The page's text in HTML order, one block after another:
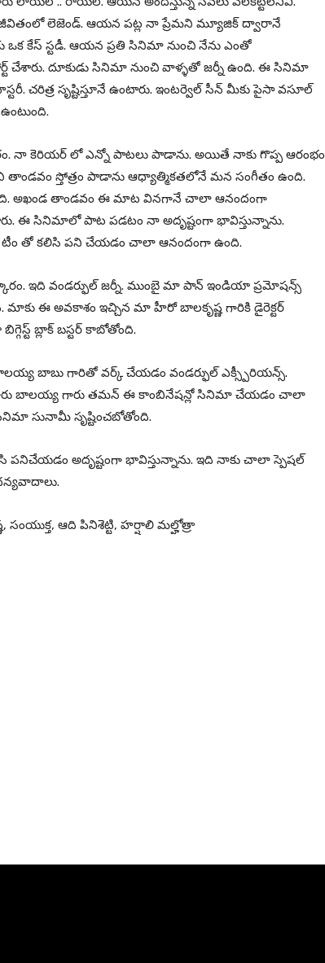
లెజెండ్. ఆయన పట్ల నా ప్రేమని మ్యూజిక్ ద్వారానే
కేస్ స్టడీ. ఆయన ప్రతి సినిమా నుంచి నేను ఎంతో
చేశారు. దూకుడు సినిమా నుంచి వాళ్ళతో జర్నీ ఉంది. ఈ సినిమా
చరిత్ర సృష్టిస్తూనే ఉంటారు. ఇంటర్వెల్ సీన్ మీకు పైసా వసూల్
నా కెరియర్ లో ఎన్నో పాటలు పాడాను. అయితే నాకు గొప్ప ఆరంభం
స్తోత్రం పాడాను ఆధ్యాత్మికతలోనే మన సంగీతం ఉంది.
అఖండ తాండవం ఈ మాట వినగానే చాలా ఆనందంగా
ఈ సినిమాలో పాట పడటం నా అదృష్టంగా భావిస్తున్నాను.
టీం తో కలిసి పని చేయడం చాలా ఆనందంగా ఉంది.
ఇది వండర్ఫుల్ జర్నీ. ముంబై మా పాన్ ఇండియా ప్రమోషన్స్
మాకు ఈ అవకాశం ఇచ్చిన మా హీరో బాలకృష్ణ గారికి డైరెక్టర్
బ్లాక్ బస్టర్ కాబోతోంది.
బాబు గారితో వర్క్ చేయడం వండర్ఫుల్ ఎక్స్పీరియన్స్.
బాలయ్య గారు తమన్ ఈ కాంబినేషన్లో సినిమా చేయడం చాలా
సునామీ సృష్టించబోతోంది.
పనిచేయడం అదృష్టంగా భావిస్తున్నాను. ఇది నాకు చాలా స్పెషల్
ఆది పినిశెట్టి, హర్షాలి మల్హోత్రా